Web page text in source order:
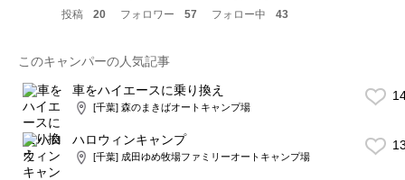
投稿
20 フォロワー 57 フォロー中 43
このキャンパーの人気記事
車をハイエースに乗り換え
[千葉] 森のまきばオートキャンプ場
ハロウィンキャンプ
[千葉] 成田ゆめ牧場ファミリーオートキャンプ場